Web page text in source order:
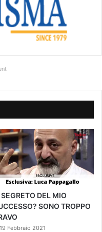
SEGRETO DEL MIO
SONO TROPPO
19 Febbraio 2021